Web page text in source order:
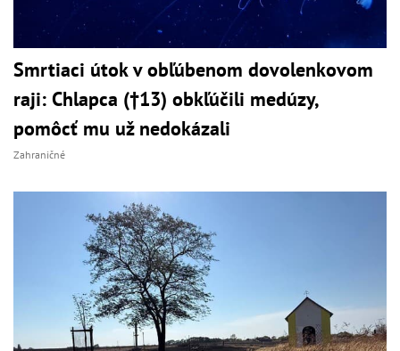
Smrtiaci útok v obľúbenom dovolenkovom
raji: Chlapca (†13) obkľúčili medúzy,
pomôcť mu už nedokázali
Zahraničné